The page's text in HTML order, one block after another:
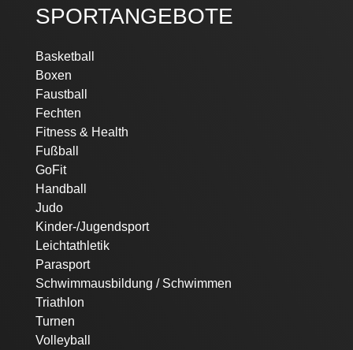
SPORTANGEBOTE
Navigation
überspringen
Basketball
Boxen
Faustball
Fechten
Fitness & Health
Fußball
GoFit
Handball
Judo
Kinder-/Jugendsport
Leichtathletik
Parasport
Schwimmausbildung / Schwimmen
Triathlon
Turnen
Volleyball